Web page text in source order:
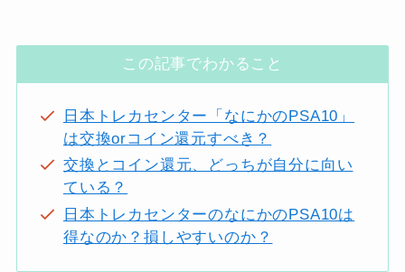
この記事でわかること
日本トレカセンター「なにかのPSA10」
は交換orコイン還元すべき？
交換とコイン還元、どっちが自分に向い
ている？
日本トレカセンターのなにかのPSA10は
得なのか？損しやすいのか？